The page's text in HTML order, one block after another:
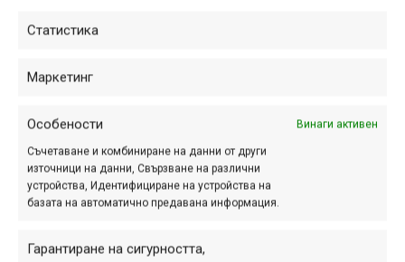
Статистика
Маркетинг
Особености Винаги активен
Съчетаване и комбиниране на данни от други
източници на данни, Свързване на различни
устройства, Идентифициране на устройства на
базата на автоматично предавана информация.
Гарантиране на сигурността,
гласуване за конкурса и
грантовете в “Хижа на
годината” 2024
Над 14 000 гласа са дали запалените